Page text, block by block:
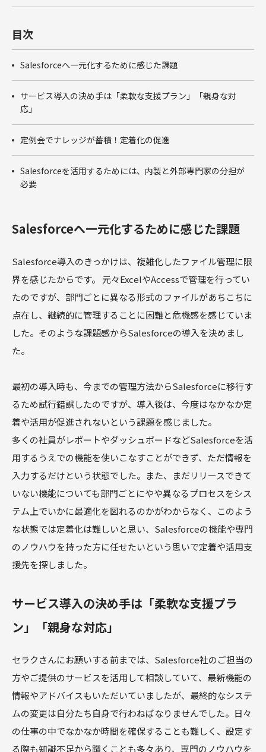
目次
Salesforceへ一元化するために感じた課題
サービス導入の決め手は「柔軟な支援プラン」「親身な対
応」
定例会でナレッジが蓄積！定着化の促進
Salesforceを活用するためには、内製と外部専門家の分担が
必要
Salesforceへ一元化するために感じた課題
Salesforce導入のきっかけは、複雑化したファイル管理に限
界を感じたからです。 元々ExcelやAccessで管理を行ってい
たのですが、部門ごとに異なる形式のファイルがあちこちに
点在し、継続的に管理することに困難と危機感を感じていま
した。そのような課題感からSalesforceの導入を決めまし
た。
最初の導入時も、今までの管理方法からSalesforceに移行す
るため試行錯誤したのですが、導入後は、今度はなかなか定
着や活用が促進されないという課題を感じました。
多くの社員がレポートやダッシュボードなどSalesforceを活
用するうえでの機能を使いこなすことができず、ただ情報を
入力するだけという状態でした。また、まだリリースできて
いない機能についても部門ごとにやや異なるプロセスをシス
テム上でいかに最適化を図れるのかがわからなく、このよう
な状態では定着化は難しいと思い、Salesforceの機能や専門
のノウハウを持った方に任せたいという思いで定着や活用支
援先を探しました。
サービス導入の決め手は「柔軟な支援プラ
ン」「親身な対応」
セラクさんにお願いする前までは、Salesforce社のご担当の
方やご提供のサービスを活用して相談していて、最新機能の
情報やアドバイスもいただいていましたが、最終的なシステ
ムの変更は自分たち自身で行わねばなりませんでした。日々
の仕事の中でなかなか時間を確保することも難しく、設定す
る際も知識不足から躓くことも多々あり、専門のノウハウを